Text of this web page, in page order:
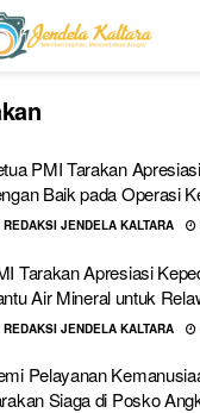
PMI Tarakan
Baik pada Operasi
REDAKSI JENDELA KALTARA
Tarakan Apresiasi
Air Mineral untuk
REDAKSI JENDELA KALTARA
Pelayanan
Siaga di Posko